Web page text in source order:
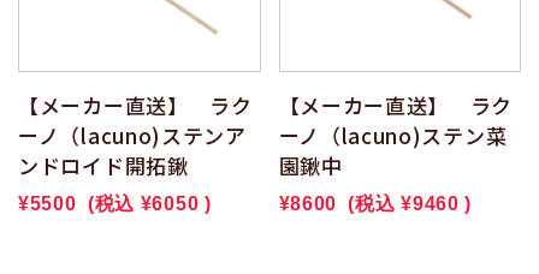
【メーカー直送】 ラク
ーノ（lacuno)ステンア
ンドロイド開拓鍬
¥5500 (税込 ¥6050 )
【メーカー直送】 ラク
ーノ（lacuno)ステン菜
園鍬中
¥8600 (税込 ¥9460 )